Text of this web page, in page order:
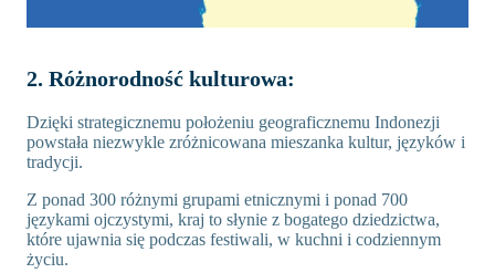
2. Różnorodność kulturowa:
Dzięki strategicznemu położeniu geograficznemu Indonezji
powstała niezwykle zróżnicowana mieszanka kultur, języków i
tradycji.
Z ponad 300 różnymi grupami etnicznymi i ponad 700
językami ojczystymi, kraj to słynie z bogatego dziedzictwa,
które ujawnia się podczas festiwali, w kuchni i codziennym
życiu.